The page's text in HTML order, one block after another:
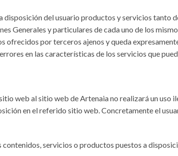
disposición del usuario productos y servicios tanto
Generales y particulares de cada uno de los
ofrecidos por terceros ajenos y queda
en las características de los servicios que
web al sitio web de Artenaia no realizará un uso
en el referido sitio web. Concretamente el
servicios o productos puestos a